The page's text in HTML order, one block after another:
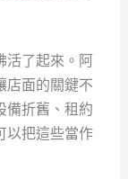
活了起來。阿
店面的關鍵不
備折舊、租約
以把這些當作